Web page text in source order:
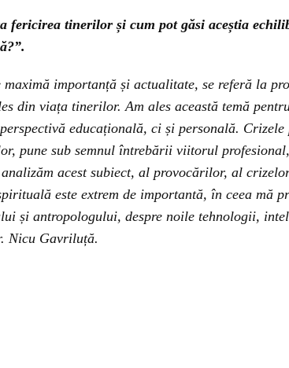
fericirea tinerilor și cum pot găsi aceștia
maximă importanță și actualitate, se referă la
din viața tinerilor. Am ales această temă
educațională, ci și personală.
pune sub semnul întrebării viitorul
acest subiect, al provocărilor, al
este extrem de importantă, în ceea mă
și antropologului, despre noile tehnologii,
Nicu Gavriluță.